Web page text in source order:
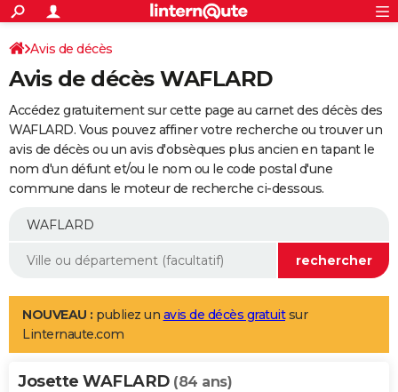
ACTUALITÉS
Politique
Société
Faits Divers
Education
Monde
Villes
+
SPORT
Coupe du monde 2026
Football
Tennis
Cyclisme
Rugby
Forum
Programme TV
TNT
Streaming
Cinéma
Sorties cinéma
Musique
+
FINANCE
Retraite
Epargne
Immobilier
Risques naturels par ville
Banque
Assurance
AUTO
Essais
Réserver un essai
Citadines
Berlines
SUV
Forum auto
+
Mobiles
Meilleur smartphone
Internet
Ordinateurs
Jeux vidéo
Guide high-tech
Aménagement intérieur
LIFESTYLE
Art de vivre
Bien-être
Loisirs
Mode
Modes de vie
Alimentation
Guide de la santé
Maladies
Médicaments
Sommeil
VOYAGE
Avis de décès
Avis de décès WAFLARD
Accédez gratuitement sur cette page au carnet des décès des
WAFLARD. Vous pouvez affiner votre recherche ou trouver un
avis de décès ou un avis d'obsèques plus ancien en tapant le
nom d'un défunt et/ou le nom ou le code postal d'une
commune dans le moteur de recherche ci-dessous.
NOUVEAU : publiez un avis de décès gratuitsur
Linternaute.com
Josette WAFLARD (84 ans)